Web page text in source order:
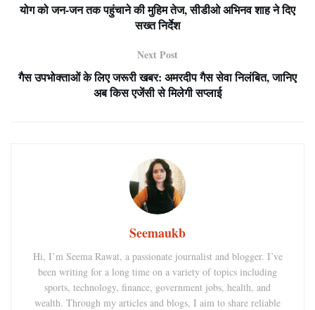
योग को जन-जन तक पहुंचाने की मुहिम तेज, सीडीओ अभिनव शाह ने दिए
सख्त निर्देश
Next Post
गैस उपभोक्ताओं के लिए जरूरी खबर: अमरदीप गैस सेवा निलंबित, जानिए
अब किस एजेंसी से मिलेगी सप्लाई
Seemaukb
Hi, I’m Seema Rawat, a passionate journalist and blogger. I’ve
been writing for a long time on a variety of topics including
sports, technology, finance, government jobs, health, and
wealth. Through my articles and blogs, I aim to share reliable